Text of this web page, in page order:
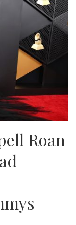
Roan